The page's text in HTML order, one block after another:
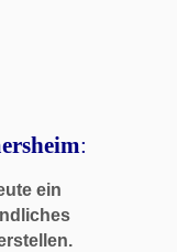
:
ein